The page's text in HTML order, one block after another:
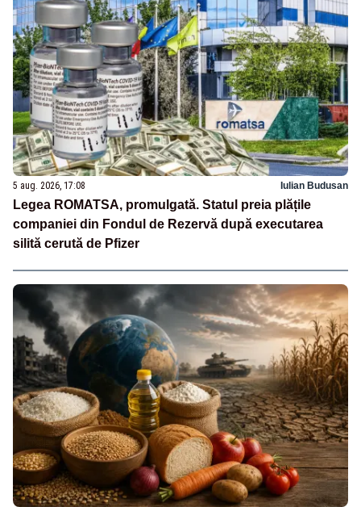
5 aug. 2026, 17:08 Iulian Budusan
Legea ROMATSA, promulgată. Statul preia plățile
companiei din Fondul de Rezervă după executarea
silită cerută de Pfizer